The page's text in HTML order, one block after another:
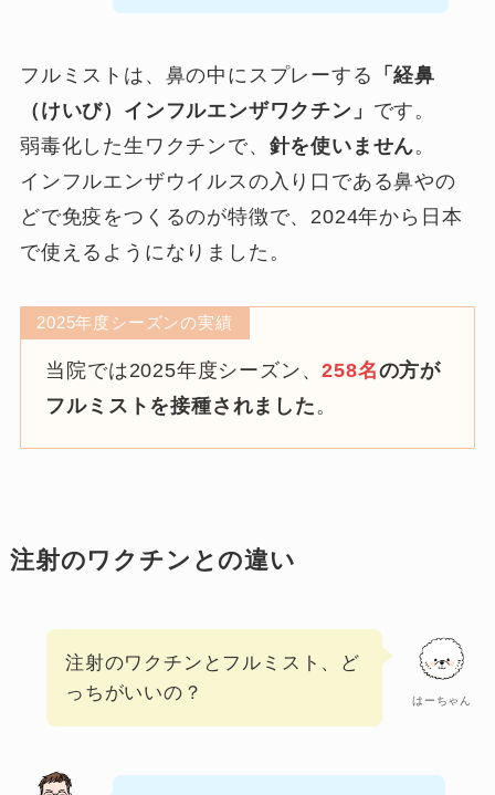
フルミストは、鼻の中にスプレーする
「経鼻
（けいび）インフルエンザワクチン」 です。
弱毒化した生ワクチンで、 針を使いません。
インフルエンザウイルスの入り口である鼻やの
どで免疫をつくるのが特徴で、2024年から日本
で使えるようになりました。
2025年度シーズンの実績
当院では2025年度シーズン、258名の方が
フルミストを接種されました 。
注射のワクチンとの違い
はーちゃん
注射のワクチンとフルミスト、ど
っちがいいの？